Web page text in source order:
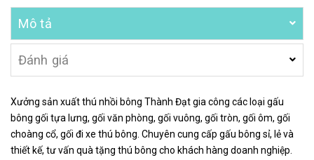
Mô tả
Đánh giá
Xưởng sản xuất thú nhồi bông Thành Đạt gia công các loại gấu
bông gối tựa lưng, gối văn phòng, gối vuông, gối tròn, gối ôm, gối
choàng cổ, gối đi xe thú bông. Chuyên cung cấp gấu bông sỉ, lẻ và
thiết kế, tư vấn quà tặng thú bông cho khách hàng doanh nghiệp.